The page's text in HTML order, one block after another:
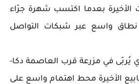
بعدما اكتسب شهرة جرّاء
نطاق واسع عبر شبكات التواصل
يُربّى في مزرعة قرب العاصمة دكا-
الأخيرة محط اهتمام واسع على